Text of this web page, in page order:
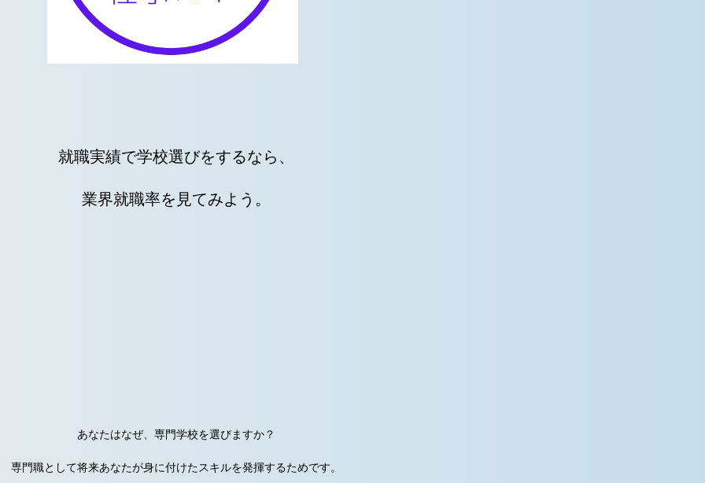
就職実績で学校選びをするなら、
業界就職率を見てみよう。
あなたはなぜ、専門学校を選びますか？
専門職として将来あなたが身に付けたスキルを発揮するためです。